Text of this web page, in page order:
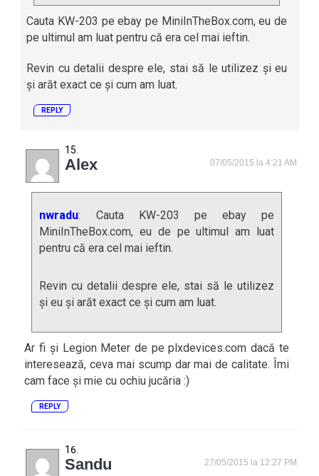
Cauta KW-203 pe ebay pe MiniInTheBox.com, eu de
pe ultimul am luat pentru că era cel mai ieftin.
Revin cu detalii despre ele, stai să le utilizez și eu
și arăt exact ce și cum am luat.
REPLY
Alex 07/05/2015 la 4:21 AM
nwradu: Cauta KW-203 pe ebay pe
MiniInTheBox.com, eu de pe ultimul am luat
pentru că era cel mai ieftin.
Revin cu detalii despre ele, stai să le utilizez
și eu și arăt exact ce și cum am luat.
Ar fi și Legion Meter de pe plxdevices.com dacă te
interesează, ceva mai scump dar mai de calitate. Îmi
cam face și mie cu ochiu jucăria :)
REPLY
Sandu 27/05/2015 la 12:27 PM